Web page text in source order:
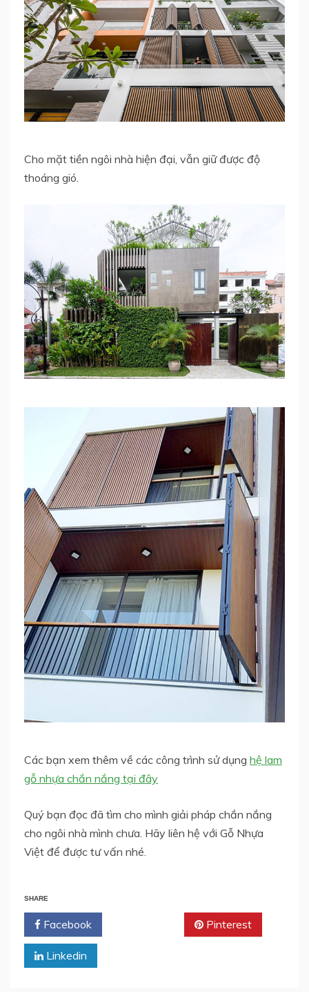
Cho mặt tiền ngôi nhà hiện đại, vẫn giữ được độ
thoáng gió.
Các bạn xem thêm về các công trình sử dụng hệ lam
gỗ nhựa chắn nắng tại đây
Quý bạn đọc đã tìm cho mình giải pháp chắn nắng
cho ngôi nhà mình chưa. Hãy liên hệ với Gỗ Nhựa
Việt để được tư vấn nhé.
SHARE
Facebook Pinterest
Linkedin